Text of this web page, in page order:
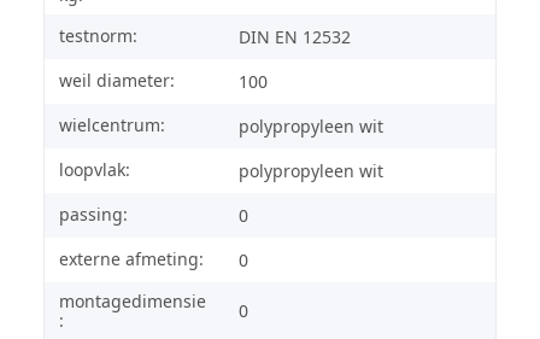
testnorm:
DIN EN 12532
weil diameter:
100
wielcentrum:
polypropyleen wit
loopvlak:
polypropyleen wit
passing:
0
externe afmeting:
0
montagedimensie
:
0